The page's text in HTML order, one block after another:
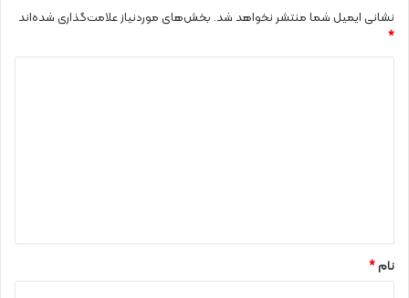
نشانی ایمیل شما منتشر نخواهد شد. بخش‌های موردنیاز علامت‌گذاری شده‌اند
*
نام*